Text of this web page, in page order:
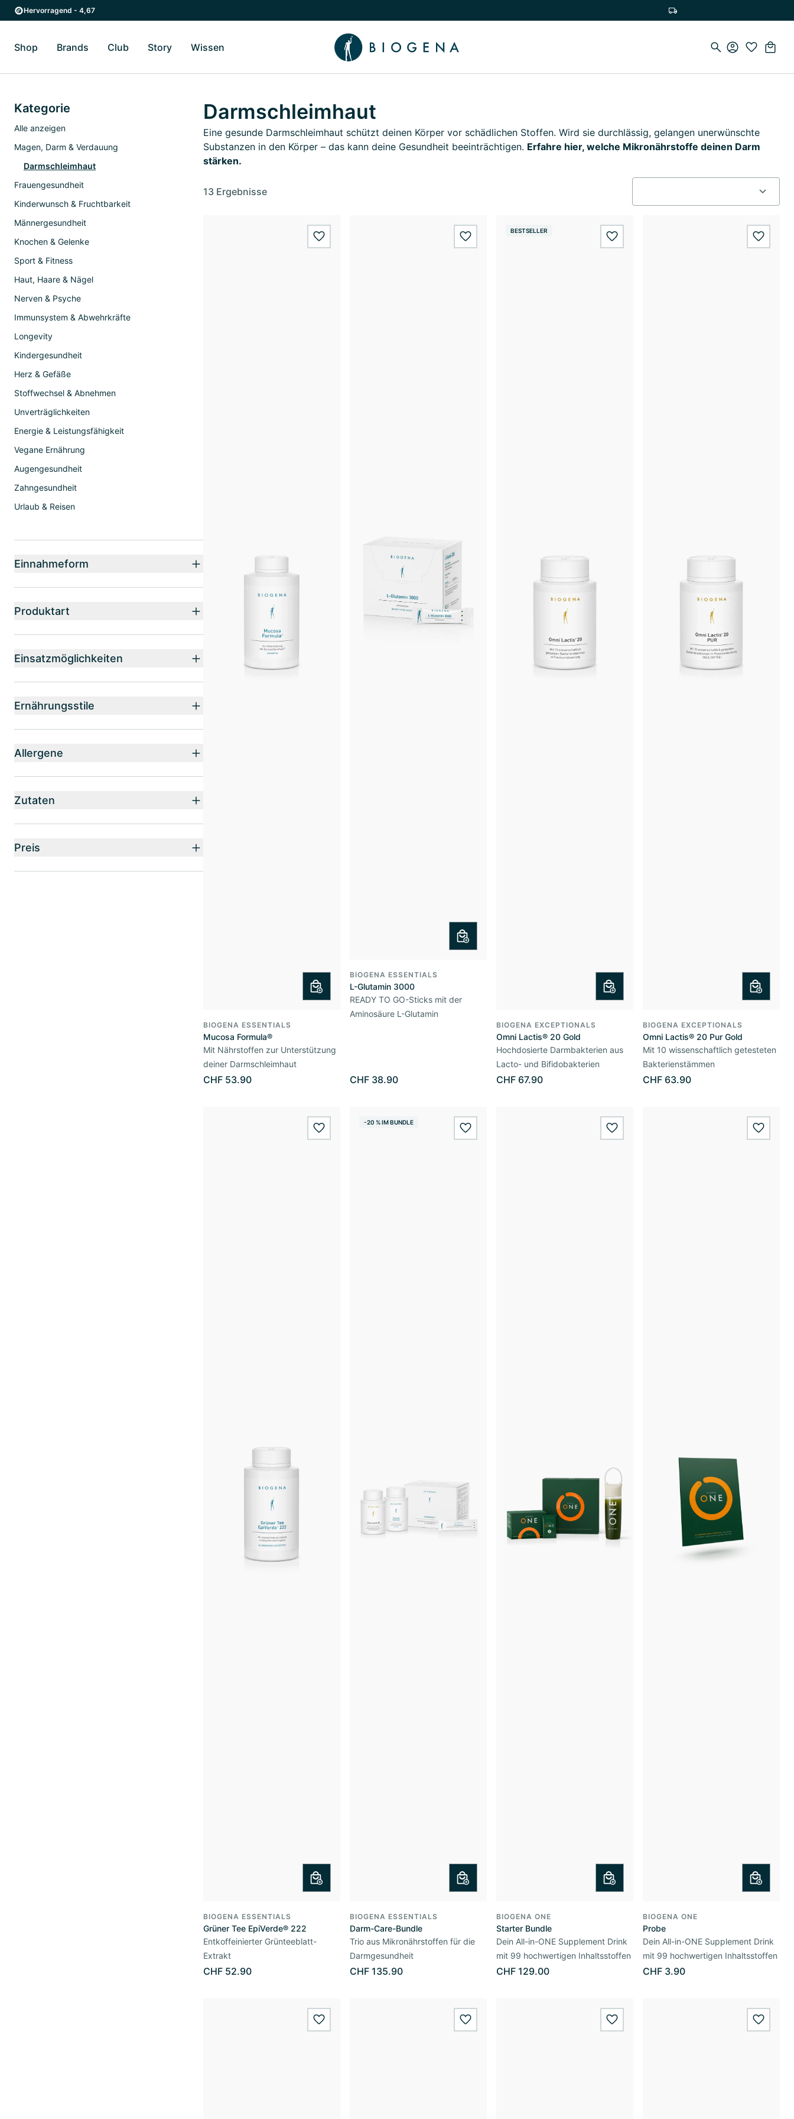
Zum Hauptinhalt springen
Zur Hauptnavigation springen
Hervorragend - 4,67
Shop Zum Untermenü Shop umschalten
Brands Zum Untermenü Brands umschalten
Club Zum Untermenü Club umschalten
Story Zum Untermenü Story umschalten
Wissen Zum Untermenü Wissen umschalten
Darmschleimhaut
Eine gesunde Darmschleimhaut schützt deinen Körper vor schädlichen Stoffen. Wird sie durchlässig, gelangen unerwünschte
Substanzen in den Körper – das kann deine Gesundheit beeinträchtigen. Erfahre hier, welche Mikronährstoffe deinen Darm
stärken.
13 Ergebnisse
wishlist.add
BIOGENA ESSENTIALS
Mucosa Formula®
Mit Nährstoffen zur Unterstützung
deiner Darmschleimhaut
CHF 53.90
wishlist.add
BIOGENA ESSENTIALS
L-Glutamin 3000
READY TO GO-Sticks mit der
Aminosäure L-Glutamin
CHF 38.90
BESTSELLER
wishlist.add
BIOGENA EXCEPTIONALS
Omni Lactis® 20 Gold
Hochdosierte Darmbakterien aus
Lacto- und Bifidobakterien
CHF 67.90
BIOGENA EXCEPTIONALS
Omni Lactis® 20 Pur Gold
Mit 10 wissenschaftlich getesteten
Bakterienstämmen
CHF 63.90
wishlist.add
BIOGENA ESSENTIALS
Grüner Tee EpiVerde® 222
Entkoffeinierter Grünteeblatt-
Extrakt
CHF 52.90
-20 % IM BUNDLE
wishlist.add
BIOGENA ESSENTIALS
Darm-Care-Bundle
Trio aus Mikronährstoffen für die
Darmgesundheit
CHF 135.90
wishlist.add
BIOGENA ONE
Starter Bundle
Dein All-in-ONE Supplement Drink
mit 99 hochwertigen Inhaltsstoffen
CHF 129.00
BIOGENA ONE
Probe
Dein All-in-ONE Supplement Drink
mit 99 hochwertigen Inhaltsstoffen
CHF 3.90
wishlist.add wishlist.add wishlist.add
Kategorie
Alle anzeigen
Magen, Darm & Verdauung
Darmschleimhaut
Frauengesundheit
Kinderwunsch & Fruchtbarkeit
Männergesundheit
Knochen & Gelenke
Sport & Fitness
Haut, Haare & Nägel
Nerven & Psyche
Immunsystem & Abwehrkräfte
Longevity
Kindergesundheit
Herz & Gefäße
Stoffwechsel & Abnehmen
Unverträglichkeiten
Energie & Leistungsfähigkeit
Vegane Ernährung
Augengesundheit
Zahngesundheit
Urlaub & Reisen
Einnahmeform
Produktart
Einsatzmöglichkeiten
Ernährungsstile
Allergene
Zutaten
Preis